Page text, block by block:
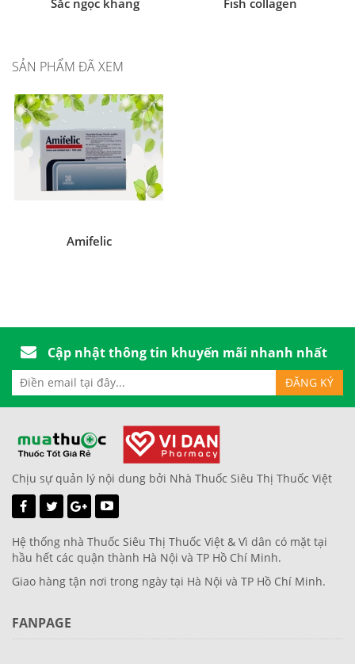
Sắc ngọc khang Fish collagen
SẢN PHẨM ĐÃ XEM
Amifelic
Cập nhật thông tin khuyến mãi nhanh nhất
Chịu sự quản lý nội dung bởi Nhà Thuốc Siêu Thị Thuốc Việt
Hệ thống nhà Thuốc Siêu Thị Thuốc Việt & Vì dân có mặt tại
hầu hết các quận thành Hà Nội và TP Hồ Chí Minh.
Giao hàng tận nơi trong ngày tại Hà Nội và TP Hồ Chí Minh.
FANPAGE